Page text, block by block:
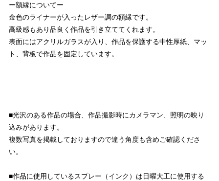
ー額縁についてー
金色のライナーが入ったレザー調の額縁です。
高級感もあり品良く作品を引き立ててくれます。
表面にはアクリルガラスが入り、作品を保護する中性厚紙、マッ
ト、背板で作品を固定しています。
■光沢のある作品の場合、作品撮影時にカメラマン、照明の映り
込みがあります。
複数写真を掲載しておりますので違う角度も含めご確認くださ
い。
■作品に使用しているスプレー（インク）は日曜大工に使用する